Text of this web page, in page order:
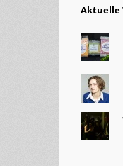
Aktuelle